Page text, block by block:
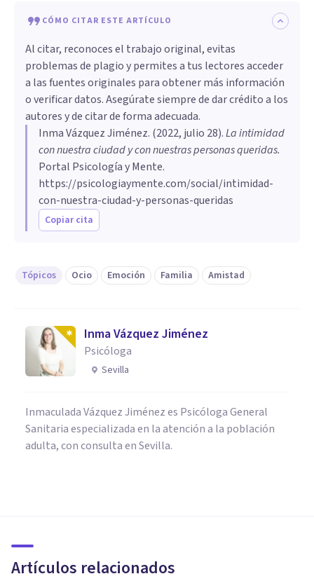
CÓMO CITAR ESTE ARTÍCULO
Al citar, reconoces el trabajo original, evitas
problemas de plagio y permites a tus lectores acceder
a las fuentes originales para obtener más información
o verificar datos. Asegúrate siempre de dar crédito a los
autores y de citar de forma adecuada.
Inma Vázquez Jiménez. (2022, julio 28).La intimidad
con nuestra ciudad y con nuestras personas queridas.
Portal Psicología y Mente.
https://psicologiaymente.com/social/intimidad-
con-nuestra-ciudad-y-personas-queridas
Copiar cita
Tópicos Ocio Emoción Familia Amistad
Inma Vázquez Jiménez
Psicóloga
Sevilla
Inmaculada Vázquez Jiménez es Psicóloga General
Sanitaria especializada en la atención a la población
adulta, con consulta en Sevilla.
Artículos relacionados
en las relaciones con amigos